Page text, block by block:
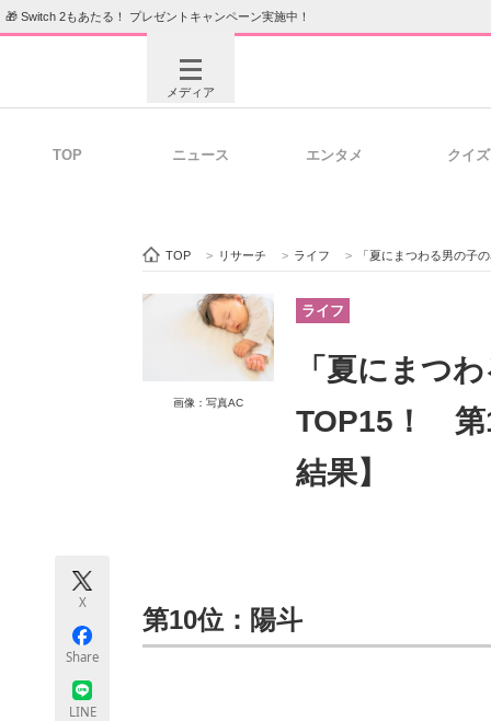
🎁 Switch 2もあたる！ プレゼントキャンペーン実施中！
メディア
ビジネスと働き方のヒント
ITエンジニア向け専門サイト
ちょっと気になるネットの話題
TOP ニュース エンタメ クイズ
TOP > リサーチ > ライフ > 「夏にまつわる男の子
画像：写真AC
ライフ
「夏にまつ
TOP15！ 第
結果】
X
Share
LINE
第10位：陽斗